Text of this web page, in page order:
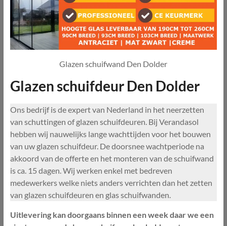
Glazen schuifwand Den Dolder
Glazen schuifdeur Den Dolder
Ons bedrijf is de expert van Nederland in het neerzetten
van schuttingen of glazen schuifdeuren. Bij Verandasol
hebben wij nauwelijks lange wachttijden voor het bouwen
van uw glazen schuifdeur. De doorsnee wachtperiode na
akkoord van de offerte en het monteren van de schuifwand
is ca. 15 dagen. Wij werken enkel met bedreven
medewerkers welke niets anders verrichten dan het zetten
van glazen schuifdeuren en glas schuifwanden.
Uitlevering kan doorgaans binnen een week daar we een